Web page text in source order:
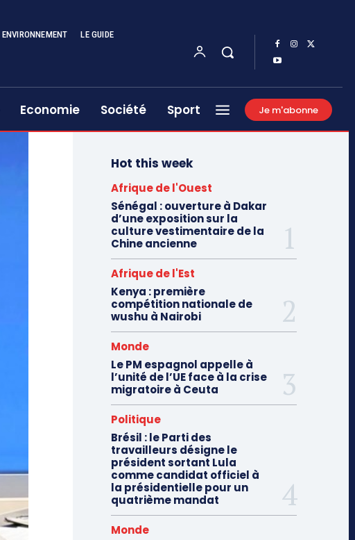
ENVIRONNEMENT LE GUIDE
Economie Société Sport Je m'abonne
Hot this week
Afrique de l'Ouest
Sénégal : ouverture à Dakar
d’une exposition sur la
culture vestimentaire de la
Chine ancienne
Afrique de l'Est
Kenya : première
compétition nationale de
wushu à Nairobi
Monde
Le PM espagnol appelle à
l’unité de l’UE face à la crise
migratoire à Ceuta
Politique
Brésil : le Parti des
travailleurs désigne le
président sortant Lula
comme candidat officiel à
la présidentielle pour un
quatrième mandat
Monde